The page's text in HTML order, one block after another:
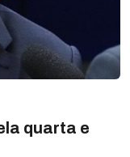
quarta e